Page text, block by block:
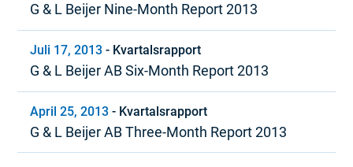
G & L Beijer Nine-Month Report 2013
Juli 17, 2013 - Kvartalsrapport
G & L Beijer AB Six-Month Report 2013
April 25, 2013 - Kvartalsrapport
G & L Beijer AB Three-Month Report 2013